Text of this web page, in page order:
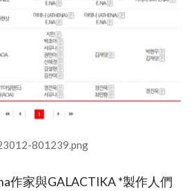
801239.png
作家與GALACTIKA *製作人們